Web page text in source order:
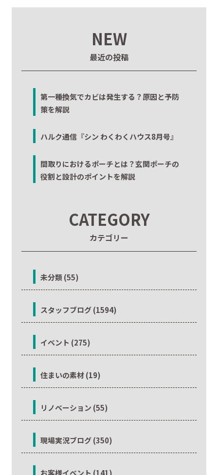
NEW
最近の投稿
第一種換気でカビは発生する？原因と予防
策を解説
ハルク通信『シン わくわくハウス8月号』
間取りにおけるポーチとは？玄関ポーチの
役割と設計のポイントを解説
CATEGORY
カテゴリー
未分類 (55)
スタッフブログ (1594)
イベント (275)
住まいの素材 (19)
リノベーション (55)
現場実況ブログ (350)
お客様イベント (141)